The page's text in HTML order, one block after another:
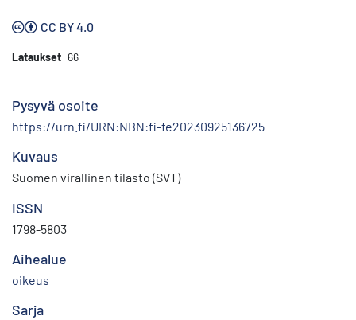
CC BY 4.0
Lataukset 66
Pysyvä osoite
https://urn.fi/URN:NBN:fi-fe20230925136725
Kuvaus
Suomen virallinen tilasto (SVT)
ISSN
1798-5803
Aihealue
oikeus
Sarja